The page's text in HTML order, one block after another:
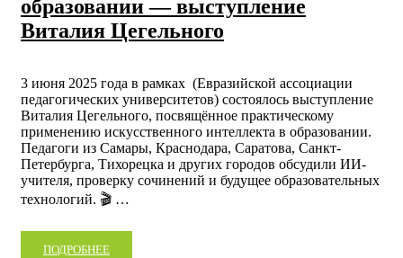
образовании — выступление
Виталия Цегельного
3 июня 2025 года в рамках (Евразийской ассоциации
педагогических университетов) состоялось выступление
Виталия Цегельного, посвящённое практическому
применению искусственного интеллекта в образовании.
Педагоги из Самары, Краснодара, Саратова, Санкт-
Петербурга, Тихорецка и других городов обсудили ИИ-
учителя, проверку сочинений и будущее образовательных
технологий. 🎬 …
ПОДРОБНЕЕ